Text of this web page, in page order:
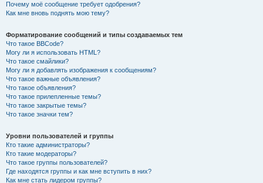
Почему моё сообщение требует одобрения?
Как мне вновь поднять мою тему?
Форматирование сообщений и типы создаваемых тем
Что такое BBCode?
Могу ли я использовать HTML?
Что такое смайлики?
Могу ли я добавлять изображения к сообщениям?
Что такое важные объявления?
Что такое объявления?
Что такое прилепленные темы?
Что такое закрытые темы?
Что такое значки тем?
Уровни пользователей и группы
Кто такие администраторы?
Кто такие модераторы?
Что такое группы пользователей?
Где находятся группы и как мне вступить в них?
Как мне стать лидером группы?